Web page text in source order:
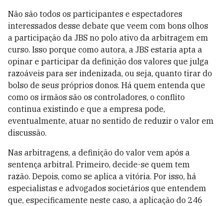
Não são todos os participantes e espectadores
interessados desse debate que veem com bons olhos
a participação da JBS no polo ativo da arbitragem em
curso. Isso porque como autora, a JBS estaria apta a
opinar e participar da definição dos valores que julga
razoáveis para ser indenizada, ou seja, quanto tirar do
bolso de seus próprios donos. Há quem entenda que
como os irmãos são os controladores, o conflito
continua existindo e que a empresa pode,
eventualmente, atuar no sentido de reduzir o valor em
discussão.
Nas arbitragens, a definição do valor vem após a
sentença arbitral. Primeiro, decide-se quem tem
razão. Depois, como se aplica a vitória. Por isso, há
especialistas e advogados societários que entendem
que, especificamente neste caso, a aplicação do 246